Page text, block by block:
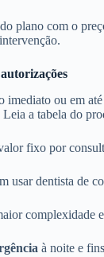
plano com o
imediato ou em
a tabela do
fixo por
usar dentista de
complexidade
à noite e